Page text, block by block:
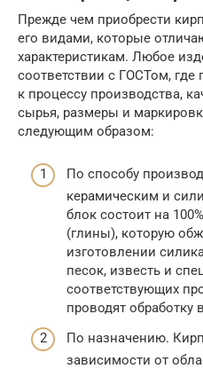
Прежде чем приобрести
его видами, которые
характеристикам. Любое
соответствии с ГОСТом,
к процессу производства,
сырья, размеры и
следующим образом:
По способу
керамическим и
блок состоит на
(глины), которую
изготовлении
песок, известь и
соответствующих
проводят обработку
По назначению.
зависимости от